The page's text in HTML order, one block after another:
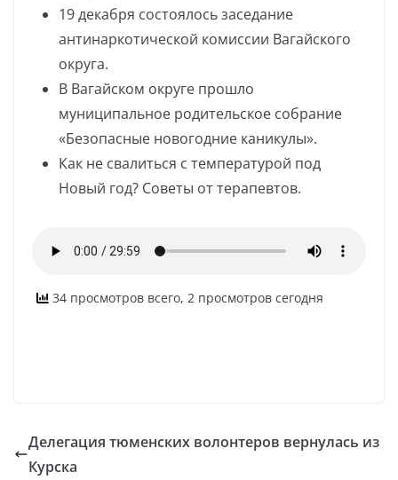
19 декабря состоялось заседание
антинаркотической комиссии Вагайского
округа.
В Вагайском округе прошло
муниципальное родительское собрание
«Безопасные новогодние каникулы».
Как не свалиться с температурой под
Новый год? Советы от терапевтов.
34 просмотров всего, 2 просмотров сегодня
Делегация тюменских волонтеров вернулась из
Курска